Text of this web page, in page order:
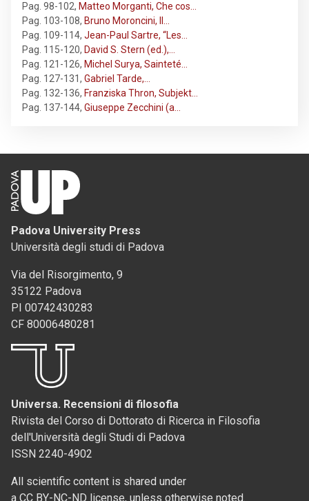
Pag. 98-102, Matteo Morganti, Che cos…
Pag. 103-108, Bruno Moroncini, Il…
Pag. 109-114, Jean-Paul Sartre, “Les…
Pag. 115-120, David S. Stern (ed.),…
Pag. 121-126, Michel Surya, Sainteté…
Pag. 127-131, Gabriel Tarde,…
Pag. 132-136, Franziska Thron, Subjekt…
Pag. 137-144, Giuseppe Zecchini (a…
Padova University Press
Università degli studi di Padova
Via del Risorgimento, 9
35122 Padova
PI 00742430283
CF 80006480281
Universa. Recensioni di filosofia
Rivista del Corso di Dottorato di Ricerca in Filosofia
dell'Università degli Studi di Padova
ISSN 2240-4902
All scientific content is shared under
a CC BY-NC-ND license, unless otherwise noted.